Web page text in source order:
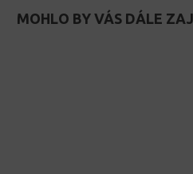
MOHLO BY VÁS DÁLE